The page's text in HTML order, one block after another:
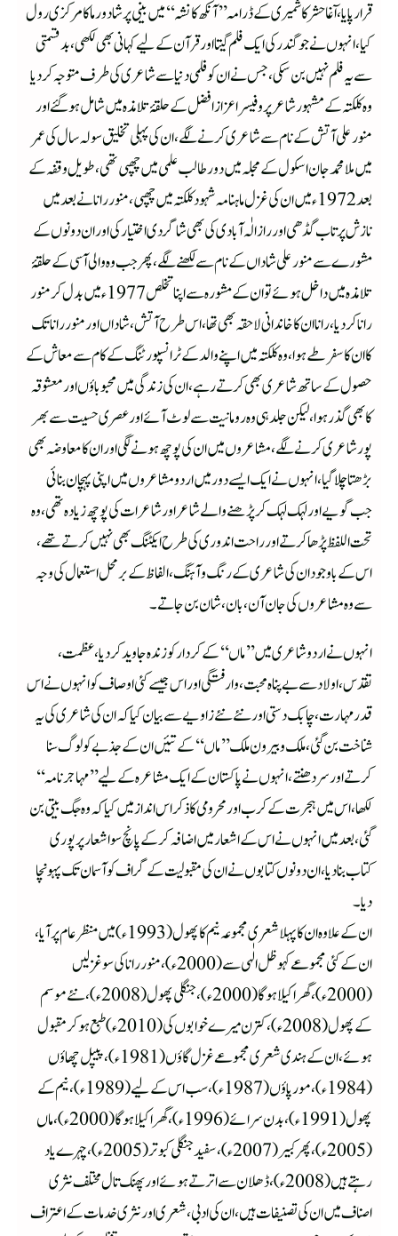
قرار پایا،ا ٓغا حشر کاشمیری کے ڈرامہ ’’آنکھ کا نشہ‘‘ میں بینی پرشاد ورما کا مرکزی رول
کیا، انہوں نے جوگندر کی ایک فلم گیتا اور قرآن کے لیے کہانی بھی لکھی، بد قسمتی
سے یہ فلم نہیں بن سکی، جس نے ان کو فلمی دنیا سے شاعری کی طرف متوجہ کر دیا
وہ کلکتہ کے مشہور شاعر پروفیسر اعزاز افضل کے حلقۂ تلامذہ میں شامل ہو گئے اور
منور علی آتش کے نام سے شاعری کرنے لگے ، ان کی پہلی تخلیق سولہ سال کی عمر
میں ملا محمدجان اسکول کے مجلہ میں دور طالب علمی میں چھپی تھی ، طویل وقفہ کے
بعد 1972ء میں ان کی غزل ماہنامہ شہود کلکتہ میں چھپی، منور رانا نے بعد میں
نازش پرتاب گڈھی اور راز الٰہ آبادی کی بھی شاگردی اختیار کی اور ان دونوں کے
مشورے سے منور علی شاداں کے نام سے لکھنے لگے، پھر جب وہ والی آسی کے حلقۂ
تلامذہ میں داخل ہوئے تو ان کے مشورہ سے اپنا تخلص 1977ء میں بدل کر منور
رانا کر دیا، رانا ان کا خاندانی لاحقہ بھی تھا، اس طرح آتش ، شاداں اور منور رانا تک
کا ان کا سفر طے ہوا، وہ کلکتہ میں اپنے والد کے ٹرانسپورٹنگ کے کام سے معاش کے
حصول کے ساتھ شاعر ی بھی کرتے رہے ، ان کی زندگی میں محبوباؤں اورمعشوقہ
کا بھی گذر ہوا، لیکن جلد ہی وہ رومانیت سے لوٹ آئے اور عصری حسیت سے بھر
پور شاعری کرنے لگے، مشاعروں میں ان کی پوچھ ہونے لگی اور ان کا معاوضہ بھی
بڑھتا چلا گیا، انہوں نے ایک ایسے دور میں اردو مشاعروں میں اپنی پہچان بنا ئی
جب گویے اور لہک لہک کر پڑھنے والے شاعر اور شاعرات کی پوچھ زیادہ تھی ، وہ
تحت اللفظ پڑھا کرتے اور راحت اندوری کی طرح ایکٹنگ بھی نہیں کرتے تھے،
اس کے باوجود ان کی شاعری کے رنگ وآہنگ ،الفاظ کے بر محل استعمال کی وجہ
سے وہ مشاعروں کی جان آن، بان ، شان بن جاتے۔
انہوں نے اردو شاعری میں ’’ماں‘‘ کے کردار کو زندہ جاوید کر دیا، عظمت ،
تقدس، اولاد سے بے پناہ محبت ، وارفتگی اور اس جیسے کئی اوصاف کو انہوں نے اس
قدر مہارت ، چابک دستی اور نئے نئے زاویے سے بیان کیا کہ ان کی شاعری کی یہ
شناخت بن گئی ، ملک وبیرون ملک ’’ماں‘‘ کے تئیں ان کے جذبے کو لوگ سنا
کرتے اور سر دھنتے،انہوں نے پاکستان کے ایک مشاعرہ کے لیے ’’مہاجر نامہ‘‘
لکھا، اس میں ہجرت کے کرب اور محرومی کا ذکر اس انداز میں کیا کہ وہ جگ بیتی بن
گئی، بعد میں انہوں نے اس کے اشعار میں اضافہ کرکے پانچ سو اشعار پر پوری
کتاب بنا دیا، ان دونوں کتابوں نے ان کی مقبولیت کے گراف کو آسمان تک پہونچا
دیا۔
ان کے علاوہ ان کا پہلا شعری مجموعہ نیم کا پھول(1993ء) میں منظر عام پر آیا،
ان کے کئی مجموعے کہوظل الٰہی سے (2000ء)، منور رانا کی سو غزلیں
(2000ء)، گھراکیلا ہوگا(2000ء)، جنگلی پھول (2008ء) ، نئے موسم
کے پھول (2008ء) ، کترن میرے خوابوں کی (2010ء) طبع ہو کر مقبول
ہوئے ، ان کے ہندی شعری مجموعے غزل گاؤں (1981ء) ، پیپل چھاؤں
(1984ء) ، مورپاؤں (1987ء)، سب اس کے لیے (1989ء) ، نیم کے
پھول (1991ء)، بدن سرائے (1996ء) ، گھر اکیلا ہوگا (2000ء) ، ماں
(2005ء) ، پھر کبیر (2007ء)، سفید جنگلی کبوتر( 2005ء)، چہرے یاد
رہتے ہیں (2008ء)، ڈھلان سے اترتے ہوئے اور پھنک تال مختلف نثری
اصناف میں ان کی تصنیفات ہیں، ان کی ادبی، شعری اور نثری خدمات کے اعتراف